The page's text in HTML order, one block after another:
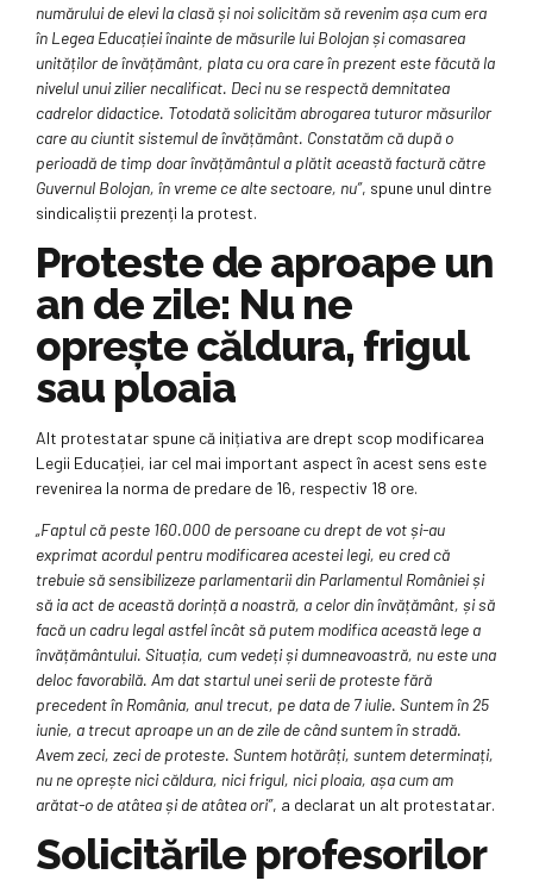
numărului de elevi la clasă și noi solicităm să revenim așa cum era
în Legea Educației înainte de măsurile lui Bolojan și comasarea
unităților de învățământ, plata cu ora care în prezent este făcută la
nivelul unui zilier necalificat. Deci nu se respectă demnitatea
cadrelor didactice. Totodată solicităm abrogarea tuturor măsurilor
care au ciuntit sistemul de învățământ. Constatăm că după o
perioadă de timp doar învățământul a plătit această factură către
Guvernul Bolojan, în vreme ce alte sectoare, nu”, spune unul dintre
sindicaliștii prezenți la protest.
Proteste de aproape un
an de zile: Nu ne
oprește căldura, frigul
sau ploaia
Alt protestatar spune că inițiativa are drept scop modificarea
Legii Educației, iar cel mai important aspect în acest sens este
revenirea la norma de predare de 16, respectiv 18 ore.
„Faptul că peste 160.000 de persoane cu drept de vot și-au
exprimat acordul pentru modificarea acestei legi, eu cred că
trebuie să sensibilizeze parlamentarii din Parlamentul României și
să ia act de această dorință a noastră, a celor din învățământ, și să
facă un cadru legal astfel încât să putem modifica această lege a
învățământului. Situația, cum vedeți și dumneavoastră, nu este una
deloc favorabilă. Am dat startul unei serii de proteste fără
precedent în România, anul trecut, pe data de 7 iulie. Suntem în 25
iunie, a trecut aproape un an de zile de când suntem în stradă.
Avem zeci, zeci de proteste. Suntem hotărâți, suntem determinați,
nu ne oprește nici căldura, nici frigul, nici ploaia, așa cum am
arătat-o de atâtea și de atâtea ori”, a declarat un alt protestatar.
Solicitările profesorilor